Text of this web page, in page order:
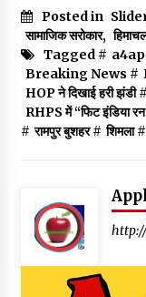
Posted in
सामाजिक सरोकार,
Tagged #
Breaking News #
HOP ने दिखाई हरी झंडी#
RHPS में “फिट इंडिया
# रामपुर बुशहर# शिमला#